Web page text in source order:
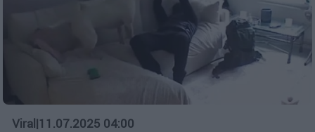
Viral |11.07.2025 04:00